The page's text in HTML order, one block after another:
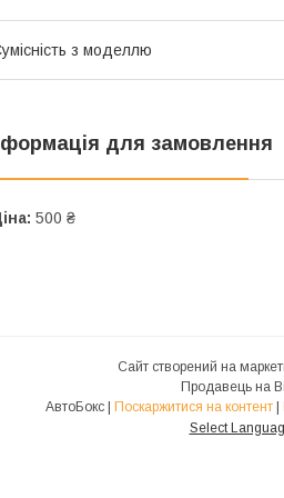
з моделлю
для замовлення
500 ₴
Сайт створений на
Продавець на
АвтоБокс | Поскаржитися на контент |
Select